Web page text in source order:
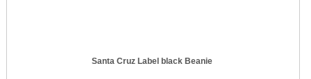
Santa Cruz Label black Beanie